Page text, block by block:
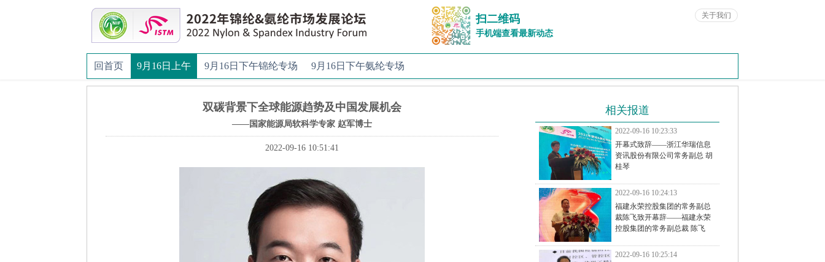
扫二维码
手机端查看最新动态
关于我们
回首页 9月16日上午 9月16日下午锦纶专场 9月16日下午氨纶专场
双碳背景下全球能源趋势及中国发展机会
——国家能源局软科学专家 赵军博士
2022-09-16 10:51:41
相关报道
2022-09-16 10:23:33
开幕式致辞——浙江华瑞信息
资讯股份有限公司常务副总 胡
桂琴
2022-09-16 10:24:13
福建永荣控股集团的常务副总
裁陈飞致开幕辞——福建永荣
控股集团的常务副总裁 陈飞
2022-09-16 10:25:14